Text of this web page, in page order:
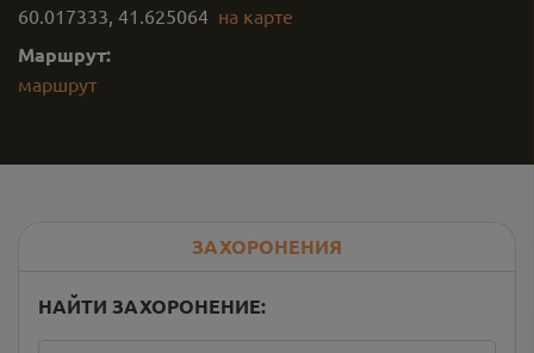
60.017333, 41.625064 на карте
Маршрут:
маршрут
ЗАХОРОНЕНИЯ
НАЙТИ ЗАХОРОНЕНИЕ: